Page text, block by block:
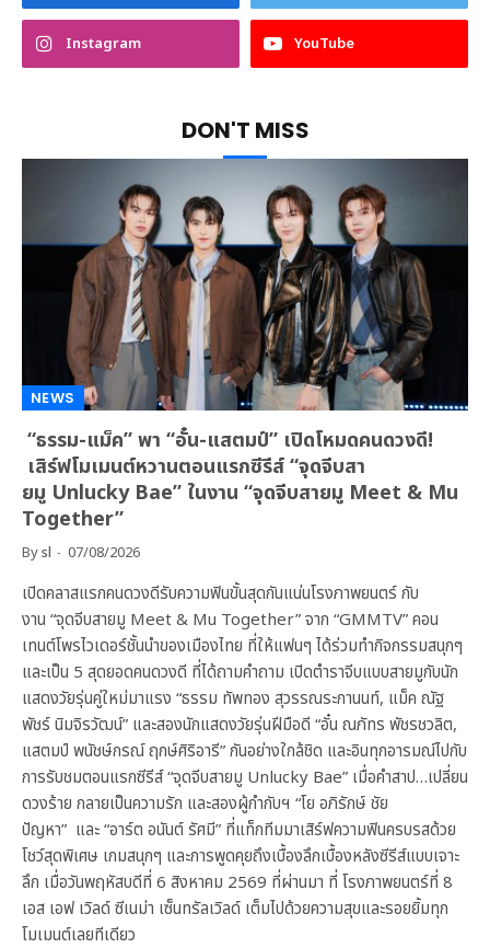
Instagram YouTube
DON'T MISS
NEWS
“ธรรม-แม็ค” พา “อั๋น-แสตมป์” เปิดโหมดคนดวงดี!
เสิร์ฟโมเมนต์หวานตอนแรกซีรีส์ “จุดจีบสา
ยมู Unlucky Bae” ในงาน “จุดจีบสายมู Meet & Mu
Together”
Bysl 07/08/2026
เปิดคลาสแรกคนดวงดีรับความฟินขั้นสุดกันแน่นโรงภาพยนตร์ กับ
งาน “จุดจีบสายมู Meet & Mu Together” จาก “GMMTV” คอน
เทนต์โพรไวเดอร์ชั้นนำของเมืองไทย ที่ให้แฟนๆ ได้ร่วมทำกิจกรรมสนุกๆ
และเป็น 5 สุดยอดคนดวงดี ที่ได้ถามคำถาม เปิดตำราจีบแบบสายมูกับนัก
แสดงวัยรุ่นคู่ใหม่มาแรง “ธรรม ทัพทอง สุวรรณระกานนท์, แม็ค ณัฐ
พัชร์ นิมจิรวัฒน์” และสองนักแสดงวัยรุ่นฝีมือดี “อั๋น ณภัทร พัชรชวลิต,
แสตมป์ พนัชษ์กรณ์ ฤกษ์ศิริอารี” กันอย่างใกล้ชิด และอินทุกอารมณ์ไปกับ
การรับชมตอนแรกซีรีส์ “จุดจีบสายมู Unlucky Bae” เมื่อคำสาป…เปลี่ยน
ดวงร้าย กลายเป็นความรัก และสองผู้กำกับฯ “โย อภิรักษ์ ชัย
ปัญหา” และ “อาร์ต อนันต์ รัศมี” ที่แท็กทีมมาเสิร์ฟความฟินครบรสด้วย
โชว์สุดพิเศษ เกมสนุกๆ และการพูดคุยถึงเบื้องลึกเบื้องหลังซีรีส์แบบเจาะ
ลึก เมื่อวันพฤหัสบดีที่ 6 สิงหาคม 2569 ที่ผ่านมา ที่ โรงภาพยนตร์ที่ 8
เอส เอฟ เวิลด์ ซีเนม่า เซ็นทรัลเวิลด์ เต็มไปด้วยความสุขและรอยยิ้มทุก
โมเมนต์เลยทีเดียว